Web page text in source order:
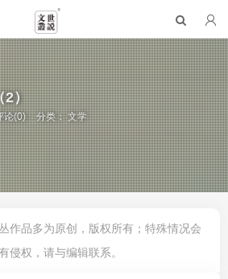
2）
论(0) 分类：文学
作品多为原创，版权所有；特殊情况会
侵权，请与编辑联系。